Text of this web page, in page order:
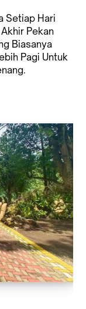
Setiap Hari
Pekan
Biasanya
Pagi Untuk